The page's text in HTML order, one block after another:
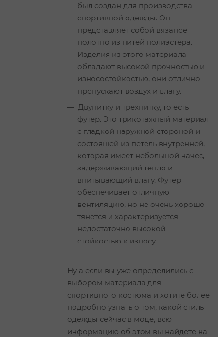
был создан для производства
спортивной одежды. Он
представляет собой вязаное
полотно из нитей полиэстера.
Изделия из этого материала
обладают высокой прочностью и
износостойкостью, они отлично
пропускают воздух и влагу.
Двунитку и трехнитку, то есть
футер. Это трикотажный материал
с гладкой наружной стороной и
состоящей из петель внутренней,
которая имеет небольшой начес,
задерживающий тепло и
впитывающий влагу. Футер
обеспечивает отличную
вентиляцию, но не очень хорошо
тянется и характеризуется
недостаточно высокой
стойкостью к износу.
Ну а если вы уже определились с
выбором материала для
спортивного костюма и хотите более
подробно узнать о том, какой стиль
одежды сейчас в моде, всю
информацию об этом вы найдете на